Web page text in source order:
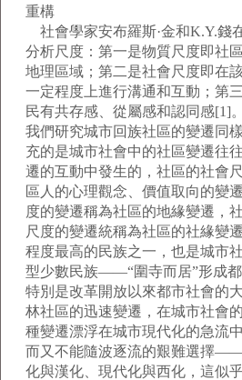
重構
社會學家安布羅斯·金和K.Y.錢
分析尺度：第一是物質尺度即社
地理區域；第二是社會尺度即在
一定程度上進行溝通和互動；第
民有共存感、從屬感和認同感[1]
我們研究城市回族社區的變遷同
充的是城市社會中的社區變遷往
遷的互動中發生的，社區的社會
區人的心理觀念、價值取向的變
度的變遷稱為社區的地緣變遷，
尺度的變遷統稱為社區的社緣變
程度最高的民族之一，也是城市
型少數民族——“圍寺而居”形成都
特別是改革開放以來都市社會的
林社區的迅速變遷，在城市社會
種變遷漂浮在城市現代化的急流
而又不能隨波逐流的艱難選擇
化與漢化、現代化與西化，這似